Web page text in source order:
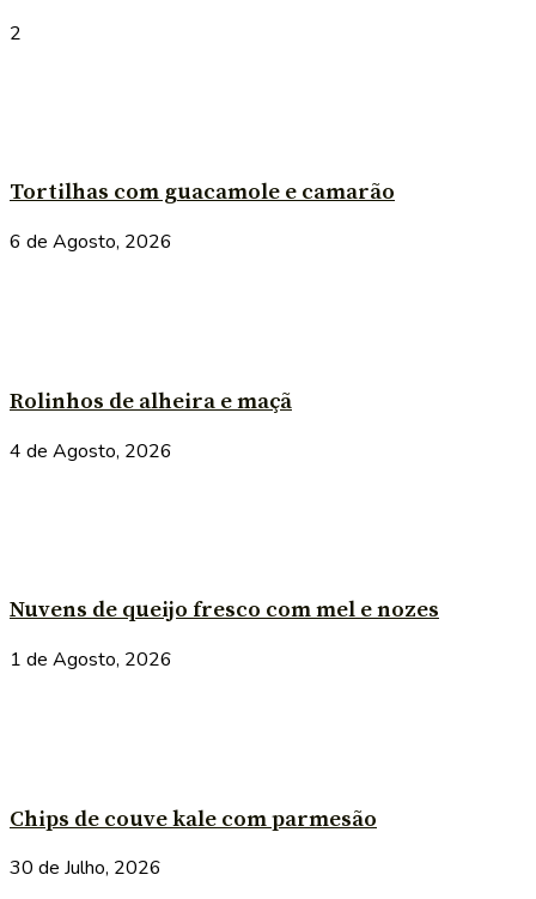
2
Tortilhas com guacamole e camarão
6 de Agosto, 2026
Rolinhos de alheira e maçã
4 de Agosto, 2026
Nuvens de queijo fresco com mel e nozes
1 de Agosto, 2026
Chips de couve kale com parmesão
30 de Julho, 2026